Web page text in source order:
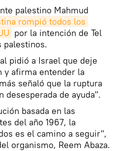
palestino Mahmud
rompió todos los
por la intención de Tel
palestinos.
pidió a Israel que deje
y afirma entender la
señaló que la ruptura
desesperada de ayuda".
basada en las
del año 1967, la
es el camino a seguir",
organismo, Reem Abaza.